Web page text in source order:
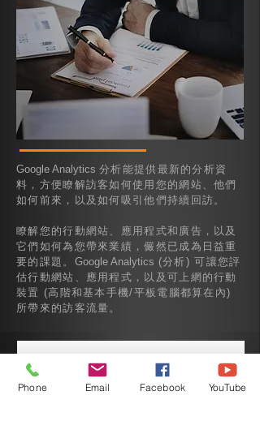
Google Analytics 分析能提供最新的分析資
料，方便瞭解訪客如何使用您的網站、他們
如何前來，以及如何吸引他們持續回訪。
瞭解您的行動網站、應用程式和廣告，以及
它們如何為您帶來業績，儼然已成為日益重
要的課題。 Google Analytics (分析) 可讓您評
估行動網站、應用程式，以及可上網的行動
裝置 (高階和基本手機/平板電腦都算在內)
所帶來的訪客流量。
Phone Email Facebook YouTube